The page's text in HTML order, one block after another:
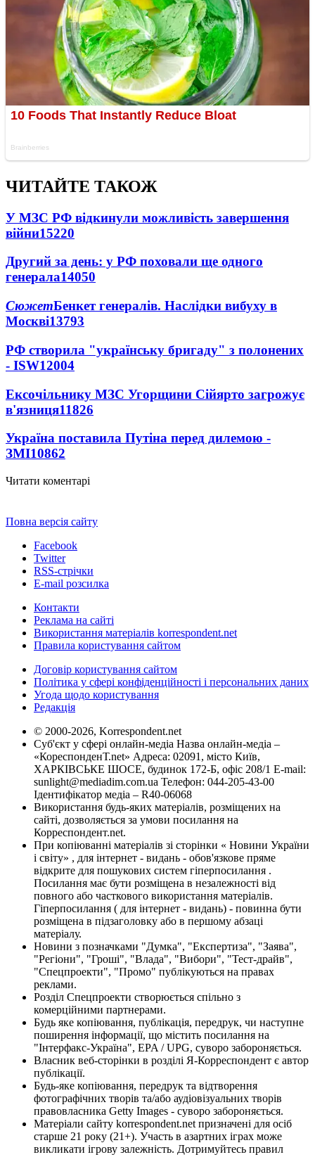
ЧИТАЙТЕ ТАКОЖ
У МЗС РФ відкинули можливість завершення
війни15220
Другий за день: у РФ поховали ще одного
генерала14050
СюжетБенкет генералів. Наслідки вибуху в
Москві13793
РФ створила "українську бригаду" з полонених
- ISW12004
Ексочільнику МЗС Угорщини Сійярто загрожує
в'язниця11826
Україна поставила Путіна перед дилемою -
ЗМІ10862
Читати коментарі
Повна версія сайту
Facebook
Twitter
RSS-стрічки
E-mail розсилка
Контакти
Реклама на сайті
Використання матеріалів korrespondent.net
Правила користування сайтом
Договір користування сайтом
Політика у сфері конфіденційності і персональних даних
Угода щодо користування
Редакція
© 2000-2026, Korrespondent.net
Суб'єкт у сфері онлайн-медіа Назва онлайн-медіа –
«КореспонденТ.net» Адреса: 02091, місто Київ,
ХАРКІВСЬКЕ ШОСЕ, будинок 172-Б, офіс 208/1 E-mail:
sunlight@mediadim.com.ua Телефон: 044-205-43-00
Ідентифікатор медіа – R40-06068
Використання будь-яких матеріалів, розміщених на
сайті, дозволяється за умови посилання на
Корреспондент.net.
При копіюванні матеріалів зі сторінки « Новини України
і світу» , для інтернет - видань - обов'язкове пряме
відкрите для пошукових систем гіперпосилання .
Посилання має бути розміщена в незалежності від
повного або часткового використання матеріалів.
Гіперпосилання ( для інтернет - видань) - повинна бути
розміщена в підзаголовку або в першому абзаці
матеріалу.
Новини з позначками "Думка", "Експертиза", "Заява",
"Регіони", "Гроші", "Влада", "Вибори", "Тест-драйв",
"Спецпроекти", "Промо" публікуються на правах
реклами.
Розділ Спецпроекти створюється спільно з
комерційними партнерами.
Будь яке копіювання, публікація, передрук, чи наступне
поширення інформації, що містить посилання на
"Інтерфакс-Україна", EPA / UPG, суворо забороняється.
Власник веб-сторінки в розділі Я-Корреспондент є автор
публікації.
Будь-яке копіювання, передрук та відтворення
фотографічних творів та/або аудіовізуальних творів
правовласника Getty Images - суворо забороняється.
Матеріали сайту korrespondent.net призначені для осіб
старше 21 року (21+). Участь в азартних іграх може
викликати ігрову залежність. Дотримуйтесь правил